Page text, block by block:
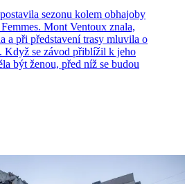
sezonu kolem obhajoby
Mont Ventoux znala,
a při představení trasy mluvila o
Když se závod přiblížil k jeho
být ženou, před níž se budou